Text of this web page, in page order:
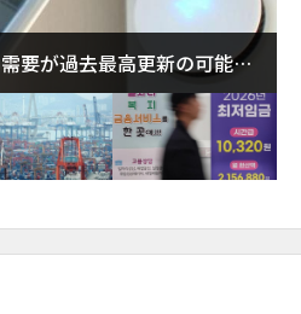
要が過去最高更新の可能性